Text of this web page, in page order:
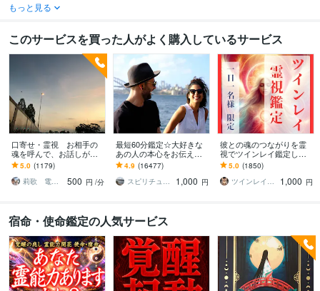
もっと見る
このサービスを買った人がよく購入しているサービス
口寄せ・霊視 お相手の
魂を呼んで、お話しが出
来ます 。秘密の恋愛・復
縁・片思い・亡くなった
方・ペットと話せます。
5.0 (1179)
莉歌 電話占い 女性限定
500 円 /分
最短60分鑑定☆大好きな
あの人の本心をお伝えし
ます 【詳細不要】好きな
人の本音と将来への思
い。私をどう思ってる？
4.9 (16477)
スピリチュアルカウンセラー沙耶美
1,000 円
彼との魂のつながりを霊
視でツインレイ鑑定しま
す 気になる彼とつながる
ことができるのか鑑定し
ます
5.0 (1850)
ツインレイ縁結び専門鑑定士✢神結シオン✢
1,000 円
宿命・使命鑑定の人気サービス